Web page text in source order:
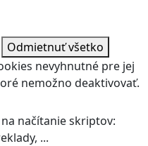
Odmietnuť všetko
nevyhnutné pre jej
nemožno deaktivovať.
načítanie skriptov:
...